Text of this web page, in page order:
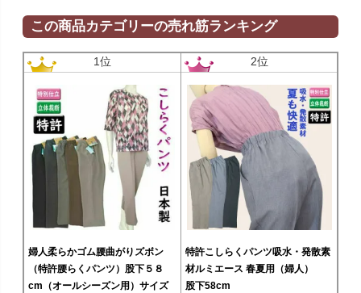
この商品カテゴリーの売れ筋ランキング
1位
婦人柔らかゴム腰曲がりズボン
（特許腰らくパンツ）股下５８
cm（オールシーズン用）サイズ
2位
特許こしらくパンツ吸水・発散素
材ルミエース 春夏用（婦人）
股下58cm